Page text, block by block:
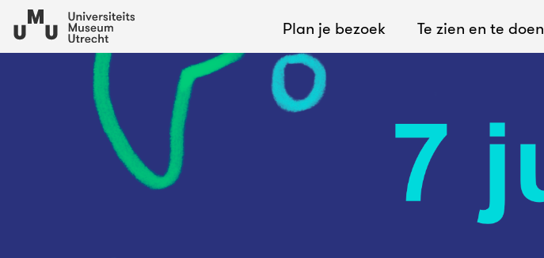
Plan je bezoek Te zien en te doen